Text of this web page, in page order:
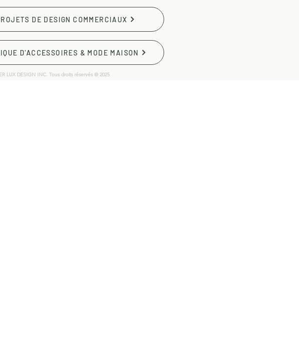
esthétiques et haut de
gamme
DE DESIGN COMMERCIAUX
D'ACCESSOIRES & MODE MAISON
LUX DESIGN INC. Tous droits réservés © 2025